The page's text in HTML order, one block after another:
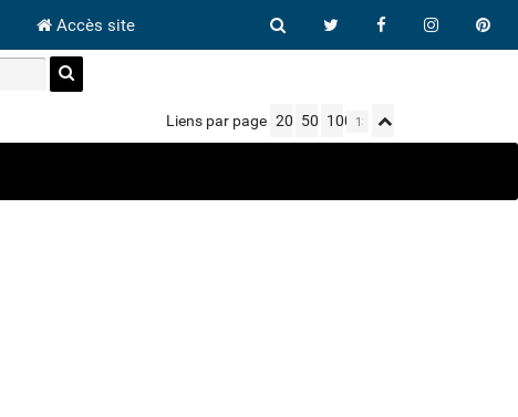
Accès site
Liens par page 20 50 100